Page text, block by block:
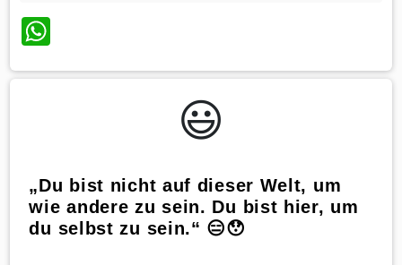
WhatsApp
😃️
„Du bist nicht auf dieser Welt, um
wie andere zu sein. Du bist hier, um
du selbst zu sein.“ 😑😯